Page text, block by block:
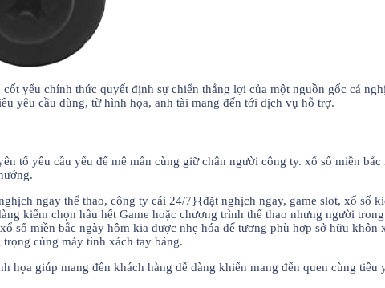
yếu chính thức quyết định sự chiến thắng lợi của một nguồn gốc cá
yêu cầu dùng, từ hình họa, anh tài mang đến tới dịch vụ hỗ trợ.
tố yêu cầu yếu để mê mẩn cùng giữ chân người công ty. xổ số miền
ngay thể thao, công ty cái 24/7}{đặt nghịch ngay, game slot, xổ số
kiếm chọn hầu hết Game hoặc chương trình thể thao nhưng người
số miền bắc ngày hôm kia được nhẹ hóa để tương phù hợp sở hữu
cùng máy tính xách tay bảng.
họa giúp mang đến khách hàng dễ dàng khiến mang đến quen cùng